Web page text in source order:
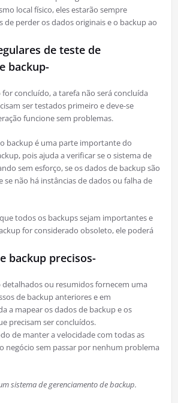
local físico, eles estarão sempre
de perder os dados originais e o backup ao
de teste de
backup-
concluído, a tarefa não será concluída
ser testados primeiro e deve-se
funcione sem problemas.
backup é uma parte importante do
pois ajuda a verificar se o sistema de
sem esforço, se os dados de backup são
se não há instâncias de dados ou falha de
todos os backups sejam importantes e
for considerado obsoleto, ele poderá
backup precisos-
detalhados ou resumidos fornecem uma
de backup anteriores e em
a mapear os dados de backup e os
precisam ser concluídos.
de manter a velocidade com todas as
negócio sem passar por nenhum problema
sistema de gerenciamento de backup.